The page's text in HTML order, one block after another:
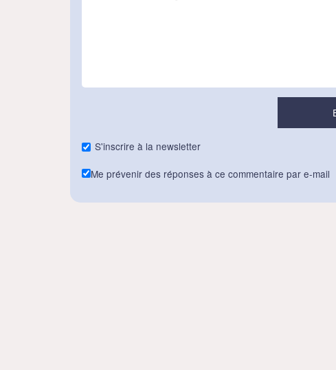
S'inscrire à la newsletter
Me prévenir des réponses à ce commentaire par e-mail